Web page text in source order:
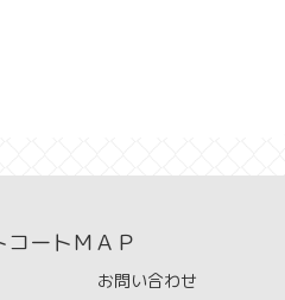
ートＭＡＰ
お問い合わせ